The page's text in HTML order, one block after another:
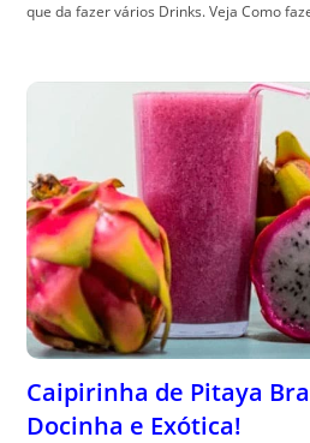
que da fazer vários Drinks. Veja Como
Caipirinha de Pitaya
Docinha e Exótica!